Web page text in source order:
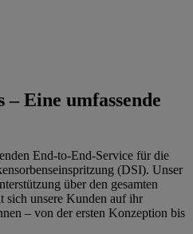
Eine umfassende
End-to-End-Service für die
(DSI). Unser
über den gesamten
sich unsere Kunden auf ihr
– von der ersten Konzeption bis